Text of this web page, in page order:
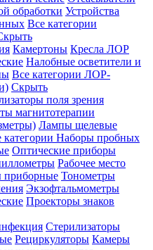
обработки Устройства
Все категории
Камертоны Кресла ЛОР
Налобные осветители и
Все категории ЛОР-
Скрыть
поля зрения
магнитотерапии
Лампы щелевые
категории Наборы пробных
Оптические приборы
Рабочее место
приборные Тонометры
Экзофтальмометры
Проекторы знаков
Стерилизаторы
Рециркуляторы Камеры